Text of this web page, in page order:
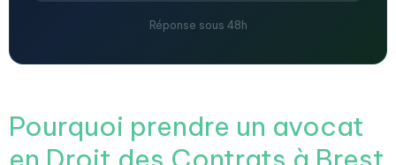
Réponse sous 48h
Pourquoi prendre un avocat